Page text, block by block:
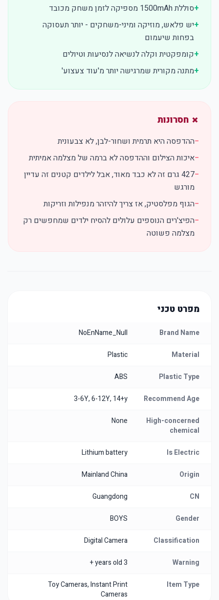
+סוללת 1500mAh מספיקה לזמן משחק מכובד
+יש פלאש, מוזיקה ומיני-משחקים - יותר תעסוקה
בפחות שיעמום
+קומפקטית וקלה לנשיאה לנסיעות וטיולים
+מתנה מקורית שמרגישה יותר מ'עוד צעצוע'
✗ חסרונות
−ההדפסה היא תרמית ושחור-לבן, לא צבעונית
−איכות הצילום וההדפסה לא ברמה של מצלמה אמיתית
−
427 גרם זה לא כבד מאוד, אבל לילדים קטנים זה עדיין
מורגש
−הגוף מפלסטיק, אז צריך להיזהר מנפילות וזריקות
−הפיצ'רים הנוספים עלולים להסיח ילדים שמחפשים רק
מצלמה פשוטה
מפרט טכני
Brand Name
NoEnName_Null
Material
Plastic
Plastic Type
ABS
Recommend Age
3-6Y, 6-12Y, 14+y
High-concerned
chemical
None
Is Electric
Lithium battery
Origin
Mainland China
CN
Guangdong
Gender
BOYS
Classification
Digital Camera
Warning
3 years old +
Item Type
Toy Cameras, Instant Print
Cameras